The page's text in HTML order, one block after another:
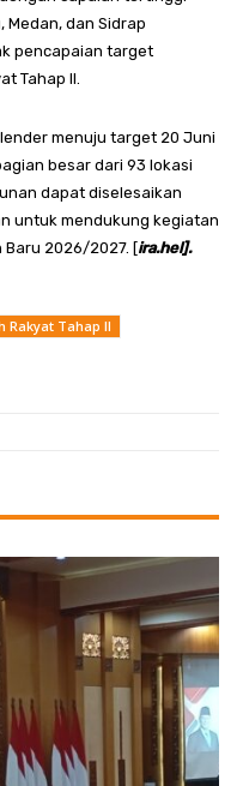
Medan, dan Sidrap
pencapaian target
Tahap II.
menuju target 20 Juni
besar dari 93 lokasi
dapat diselesaikan
untuk mendukung kegiatan
2026/2027. [ira.hel].
Rakyat Tahap II